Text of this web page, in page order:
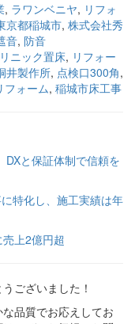
, ラワンベニヤ, リフォ
京都稲城市, 株式会社秀
音, 防音
ニック置床, リフォー
井製作所, 点検口300角,
フォーム, 稲城市床工事
と保証体制で信頼を
特化し、施工実績は年
上2億円超
ございました！
品質でお応えしてお